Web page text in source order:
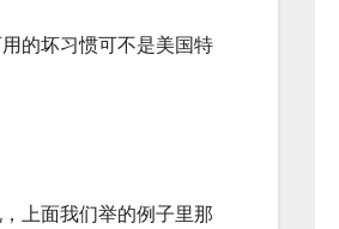
的坏习惯可不是美国特
上面我们举的例子里那